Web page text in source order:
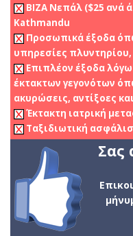
BIZA Νεπάλ ($25 ανά
Kathmandu
Προσωπικά έξοδα
υπηρεσίες
Επιπλέον έξοδα
έκτακτων γεγονότων
ακυρώσεις, αντίξοες
Έκτακτη ιατρική
Ταξιδιωτική
Σας